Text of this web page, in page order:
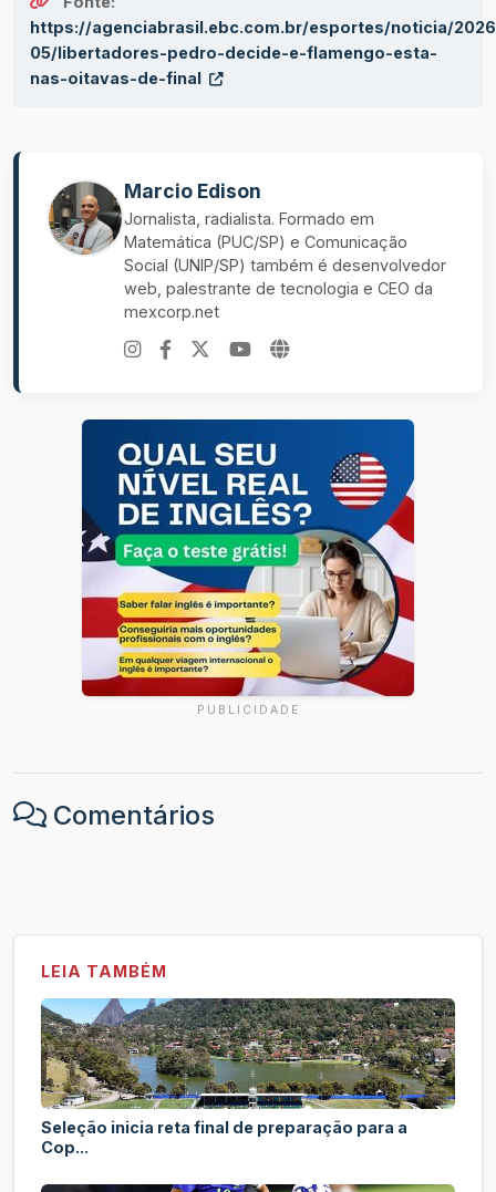
https://agenciabrasil.ebc.com.br/esportes/noticia/
05/libertadores-pedro-decide-e-flamengo-esta-
nas-oitavas-de-final
Marcio Edison
Jornalista, radialista. Formado em
Matemática (PUC/SP) e Comunicação
Social (UNIP/SP) também é desenvolvedor
web, palestrante de tecnologia e CEO da
mexcorp.net
PUBLICIDADE
Comentários
LEIA TAMBÉM
Seleção inicia reta final de preparação para a
Cop...